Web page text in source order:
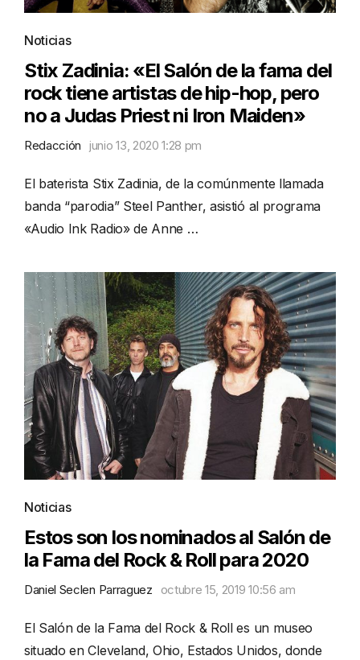
Noticias
Stix Zadinia: «El Salón de la fama del
rock tiene artistas de hip-hop, pero
no a Judas Priest ni Iron Maiden»
Redacción junio 13, 2020 1:28 pm
El baterista Stix Zadinia, de la comúnmente llamada
banda “parodia” Steel Panther, asistió al programa
«Audio Ink Radio» de Anne …
Noticias
Estos son los nominados al Salón de
la Fama del Rock & Roll para 2020
Daniel Seclen Parraguez octubre 15, 2019 10:56 am
El Salón de la Fama del Rock & Roll es un museo
situado en Cleveland, Ohio, Estados Unidos, donde